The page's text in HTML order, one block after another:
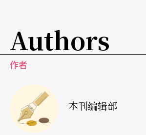
Authors
作者
本刊编辑部